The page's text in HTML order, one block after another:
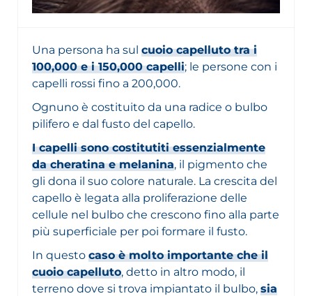
Una persona ha sul cuoio capelluto tra i
100,000 e i 150,000 capelli; le persone con i
capelli rossi fino a 200,000.
Ognuno è costituito da una radice o bulbo
pilifero e dal fusto del capello.
I capelli sono costitutiti essenzialmente
da cheratina e melanina, il pigmento che
gli dona il suo colore naturale. La crescita del
capello è legata alla proliferazione delle
cellule nel bulbo che crescono fino alla parte
più superficiale per poi formare il fusto.
In questo caso è molto importante che il
cuoio capelluto, detto in altro modo, il
terreno dove si trova impiantato il bulbo, sia